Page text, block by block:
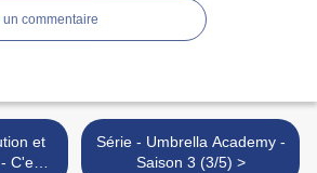
un commentaire
C'est
Série - Umbrella Academy -
Saison 3 (3/5) >